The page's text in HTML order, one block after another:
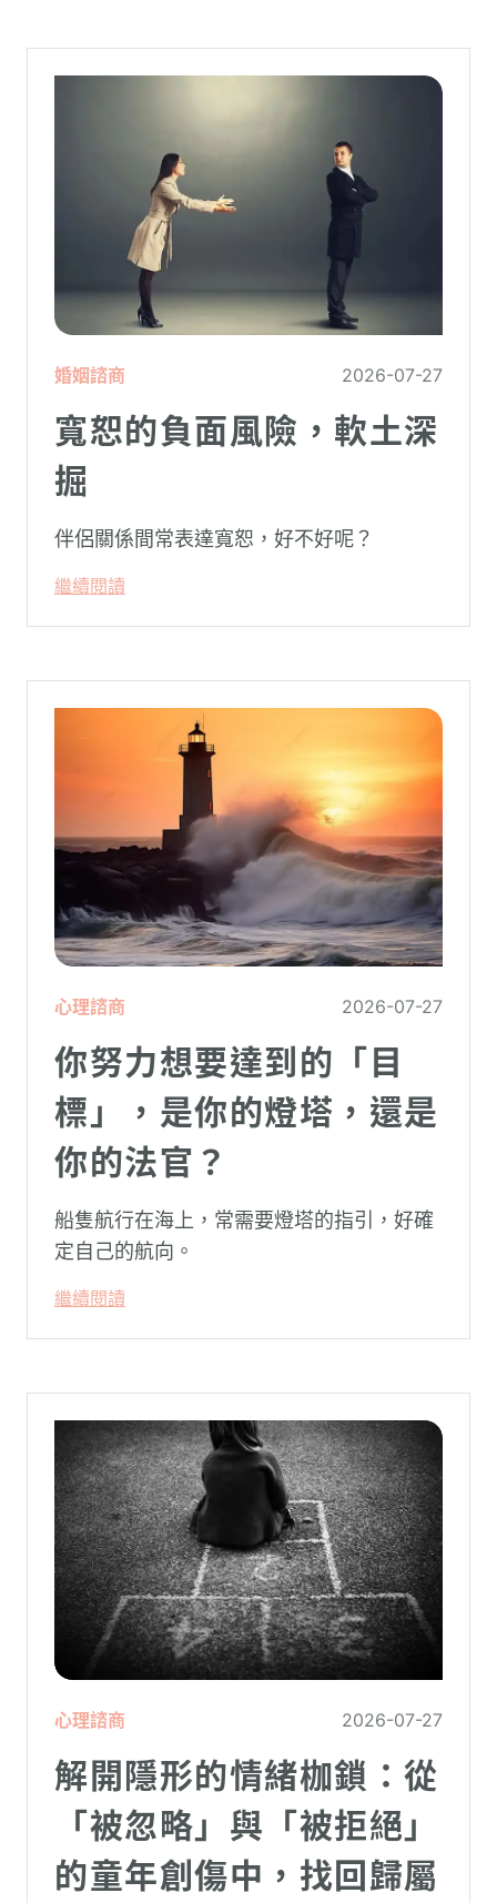
婚姻諮商 2026-07-27
寬恕的負面風險，軟土深
掘
伴侶關係間常表達寬恕，好不好呢？
繼續閱讀
心理諮商 2026-07-27
你努力想要達到的「目
標」，是你的燈塔，還是
你的法官？
船隻航行在海上，常需要燈塔的指引，好確
定自己的航向。
繼續閱讀
心理諮商 2026-07-27
解開隱形的情緒枷鎖：從
「被忽略」與「被拒絕」
的童年創傷中，找回歸屬